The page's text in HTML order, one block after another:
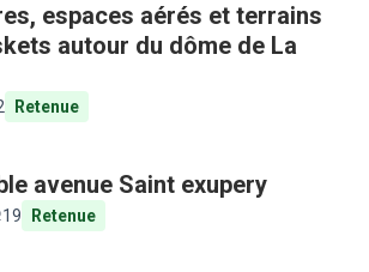
espaces aérés et terrains
autour du dôme de La
Retenue
avenue Saint exupery
19 Retenue